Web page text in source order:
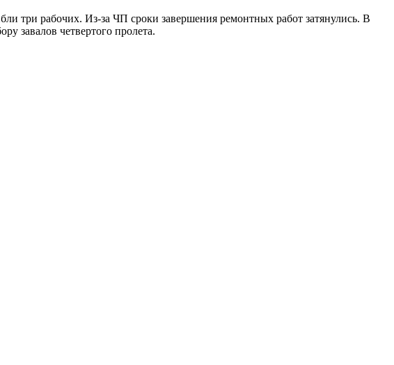
три рабочих. Из-за ЧП сроки завершения ремонтных работ затянулись. В
завалов четвертого пролета.